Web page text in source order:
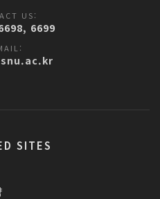
US:
6699
SITES